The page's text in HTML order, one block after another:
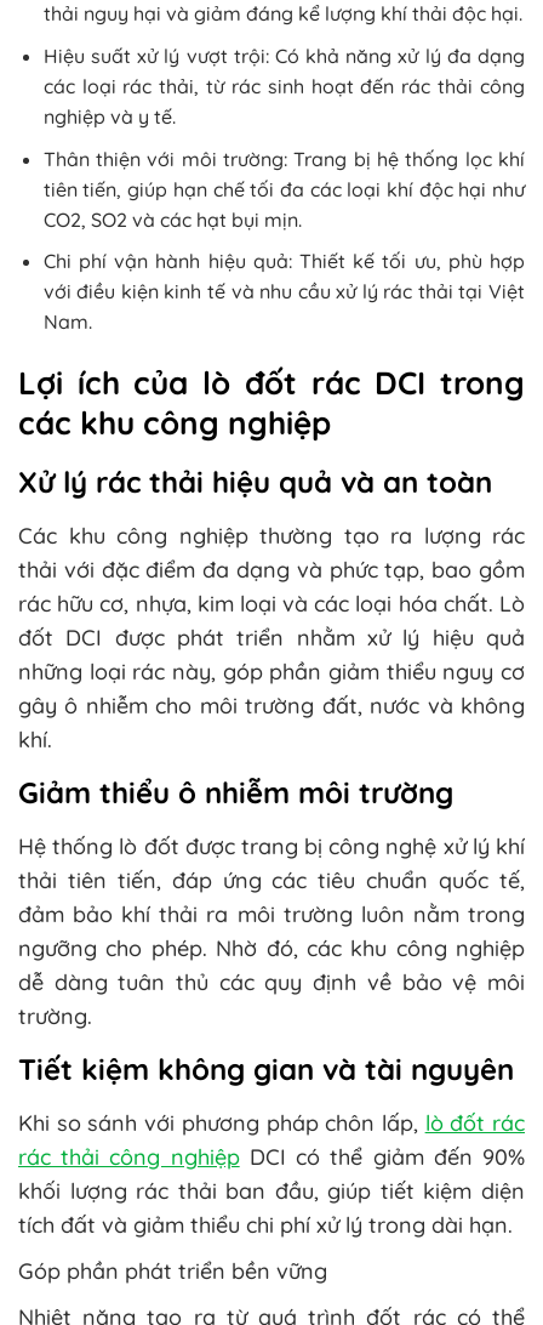
thải nguy hại và giảm đáng kể lượng khí thải độc hại.
Hiệu suất xử lý vượt trội: Có khả năng xử lý đa dạng
các loại rác thải, từ rác sinh hoạt đến rác thải công
nghiệp và y tế.
Thân thiện với môi trường: Trang bị hệ thống lọc khí
tiên tiến, giúp hạn chế tối đa các loại khí độc hại như
CO2, SO2 và các hạt bụi mịn.
Chi phí vận hành hiệu quả: Thiết kế tối ưu, phù hợp
với điều kiện kinh tế và nhu cầu xử lý rác thải tại Việt
Nam.
Lợi ích của lò đốt rác DCI trong
các khu công nghiệp
Xử lý rác thải hiệu quả và an toàn
Các khu công nghiệp thường tạo ra lượng rác
thải với đặc điểm đa dạng và phức tạp, bao gồm
rác hữu cơ, nhựa, kim loại và các loại hóa chất. Lò
đốt DCI được phát triển nhằm xử lý hiệu quả
những loại rác này, góp phần giảm thiểu nguy cơ
gây ô nhiễm cho môi trường đất, nước và không
khí.
Giảm thiểu ô nhiễm môi trường
Hệ thống lò đốt được trang bị công nghệ xử lý khí
thải tiên tiến, đáp ứng các tiêu chuẩn quốc tế,
đảm bảo khí thải ra môi trường luôn nằm trong
ngưỡng cho phép. Nhờ đó, các khu công nghiệp
dễ dàng tuân thủ các quy định về bảo vệ môi
trường.
Tiết kiệm không gian và tài nguyên
Khi so sánh với phương pháp chôn lấp, lò đốt rác
rác thải công nghiệpDCI có thể giảm đến 90%
khối lượng rác thải ban đầu, giúp tiết kiệm diện
tích đất và giảm thiểu chi phí xử lý trong dài hạn.
Góp phần phát triển bền vững
Nhiệt năng tạo ra từ quá trình đốt rác có thể